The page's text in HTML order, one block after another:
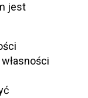
jest